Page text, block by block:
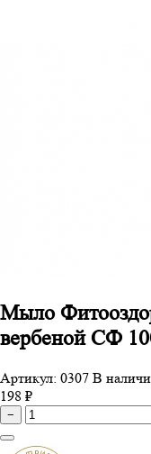
Мыло
вербеной СФ
Артикул: 0307 В
198 ₽
−